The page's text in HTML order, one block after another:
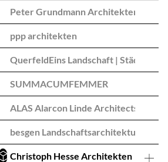
Peter Grundmann Architekten
ppp architekten
QuerfeldEins Landschaft |
SUMMACUMFEMMER
ALAS Alarcon Linde Architects
besgen Landschaftsarchitektur
Christoph Hesse Architekten